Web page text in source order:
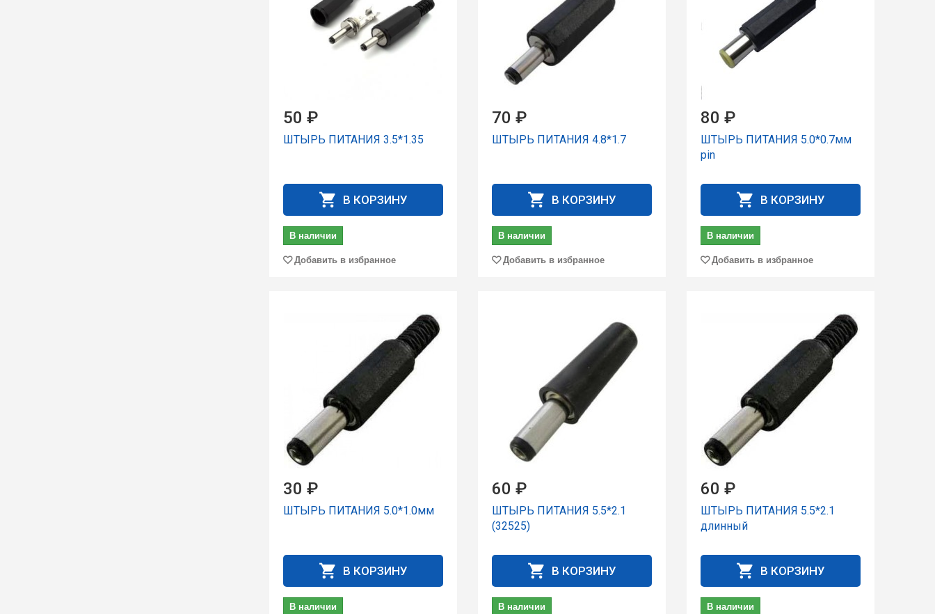
50 ₽
ШТЫРЬ ПИТАНИЯ 3.5*1.35
В КОРЗИНУ
В наличии
Добавить в избранное
70 ₽
ШТЫРЬ ПИТАНИЯ 4.8*1.7
В КОРЗИНУ
В наличии
Добавить в избранное
80 ₽
ШТЫРЬ ПИТАНИЯ 5.0*0.7мм
pin
В КОРЗИНУ
В наличии
Добавить в избранное
30 ₽
ШТЫРЬ ПИТАНИЯ 5.0*1.0мм
В КОРЗИНУ
В наличии
60 ₽
ШТЫРЬ ПИТАНИЯ 5.5*2.1
(32525)
В КОРЗИНУ
В наличии
60 ₽
ШТЫРЬ ПИТАНИЯ 5.5*2.1
длинный
В КОРЗИНУ
В наличии